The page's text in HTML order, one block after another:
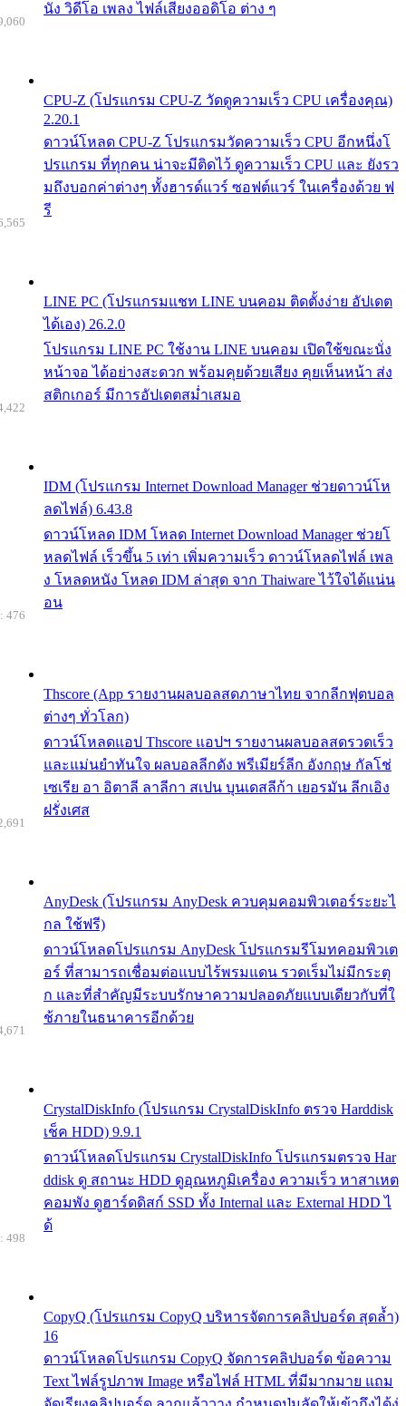
นัง วิดีโอ เพลง ไฟล์เสียงออดิโอ ต่าง ๆ
CPU-Z (โปรแกรม CPU-Z วัดดูความเร็ว CPU เครื่องคุณ)
2.20.1
ดาวน์โหลด CPU-Z โปรแกรมวัดความเร็ว CPU อีกหนึ่งโ
ปรแกรม ที่ทุกคน น่าจะมีติดไว้ ดูความเร็ว CPU และ ยังรว
มถึงบอกค่าต่างๆ ทั้งฮารด์แวร์ ซอฟต์แวร์ ในเครื่องด้วย ฟ
รี
LINE PC (โปรแกรมแชท LINE บนคอม ติดตั้งง่าย อัปเดต
ได้เอง) 26.2.0
โปรแกรม LINE PC ใช้งาน LINE บนคอม เปิดใช้ขณะนั่ง
หน้าจอ ได้อย่างสะดวก พร้อมคุยด้วยเสียง คุยเห็นหน้า ส่ง
สติกเกอร์ มีการอัปเดตสม่ำเสมอ
IDM (โปรแกรม Internet Download Manager ช่วยดาวน์โห
ลดไฟล์) 6.43.8
ดาวน์โหลด IDM โหลด Internet Download Manager ช่วยโ
หลดไฟล์ เร็วขึ้น 5 เท่า เพิ่มความเร็ว ดาวน์โหลดไฟล์ เพล
ง โหลดหนัง โหลด IDM ล่าสุด จาก Thaiware ไว้ใจได้แน่น
อน
Thscore (App รายงานผลบอลสดภาษาไทย จากลีกฟุตบอล
ต่างๆ ทั่วโลก)
ดาวน์โหลดแอป Thscore แอปฯ รายงานผลบอลสดรวดเร็ว
และแม่นยำทันใจ ผลบอลลีกดัง พรีเมียร์ลีก อังกฤษ กัลโช่
เซเรีย อา อิตาลี ลาลีกา สเปน บุนเดสลีก้า เยอรมัน ลีกเอิง
ฝรั่งเศส
476
AnyDesk (โปรแกรม AnyDesk ควบคุมคอมพิวเตอร์ระยะไ
กล ใช้ฟรี)
ดาวน์โหลดโปรแกรม AnyDesk โปรแกรมรีโมทคอมพิวเต
อร์ ที่สามารถเชื่อมต่อแบบไร้พรมแดน รวดเร็มไม่มีกระตุ
ก และที่สำคัญมีระบบรักษาความปลอดภัยแบบเดียวกับที่ใ
ช้ภายในธนาคารอีกด้วย
CrystalDiskInfo (โปรแกรม CrystalDiskInfo ตรวจ Harddisk
เช็ค HDD) 9.9.1
ดาวน์โหลดโปรแกรม CrystalDiskInfo โปรแกรมตรวจ Har
ddisk ดู สถานะ HDD ดูอุณหภูมิเครื่อง ความเร็ว หาสาเหต
คอมพัง ดูฮาร์ดดิสก์ SSD ทั้ง Internal และ External HDD ไ
ด้
CopyQ (โปรแกรม CopyQ บริหารจัดการคลิปบอร์ด สุดล้ำ)
16
ดาวน์โหลดโปรแกรม CopyQ จัดการคลิปบอร์ด ข้อความ
Text ไฟล์รูปภาพ Image หรือไฟล์ HTML ที่มีมากมาย แถม
498